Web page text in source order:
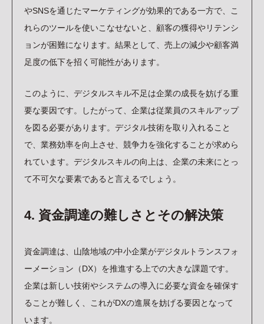
やSNSを通じたマーケティングが効果的である一方で、こ
れらのツールを使いこなせないと、顧客の獲得やリテンシ
ョンが困難になります。結果として、売上の減少や顧客満
足度の低下を招く可能性があります。
このように、デジタルスキル不足は企業の成長を妨げる重
要な要因です。したがって、企業は従業員のスキルアップ
を図る必要があります。デジタル技術を取り入れること
で、業務効率を向上させ、競争力を強化することが求めら
れています。デジタルスキルの向上は、企業の未来にとっ
て不可欠な要素であると言えるでしょう。
4. 資金調達の難しさとその解決策
資金調達は、山陰地域の中小企業がデジタルトランスフォ
ーメーション（DX）を推進する上での大きな課題です。
企業は新しい技術やシステムの導入に必要な資金を確保す
ることが難しく、これがDXの進展を妨げる要因となって
います。